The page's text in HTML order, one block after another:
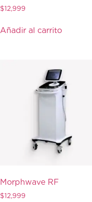
$12,999
Añadir al carrito
Morphwave RF
$12,999